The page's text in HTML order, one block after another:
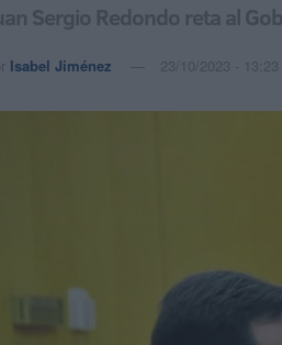
Sergio Redondo reta al
Isabel Jiménez 23/10/2023 - 13:23